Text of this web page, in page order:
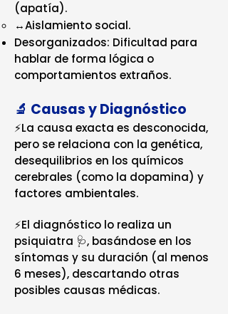
(apatía).
↔️Aislamiento social.
Desorganizados: Dificultad para
hablar de forma lógica o
comportamientos extraños.
🔬 Causas y Diagnóstico
⚡La causa exacta es desconocida,
pero se relaciona con la genética,
desequilibrios en los químicos
cerebrales (como la dopamina) y
factores ambientales.
⚡El diagnóstico lo realiza un
psiquiatra 🩺, basándose en los
síntomas y su duración (al menos
6 meses), descartando otras
posibles causas médicas.